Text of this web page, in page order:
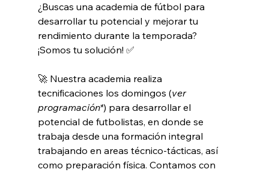
¿Buscas una academia de fútbol para
desarrollar tu potencial y mejorar tu
rendimiento durante la temporada?
¡Somos tu solución! ✅
🚀 Nuestra academia realiza
tecnificaciones los domingos (ver
programación*) para desarrollar el
potencial de futbolistas, en donde se
trabaja desde una formación integral
trabajando en areas técnico-tácticas, así
como preparación física. Contamos con